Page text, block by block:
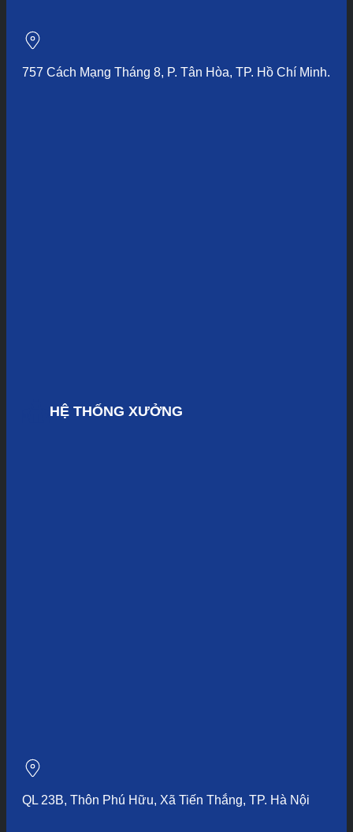
757 Cách Mạng Tháng 8, P. Tân Hòa, TP. Hồ Chí Minh.
HỆ THỐNG XƯỞNG
QL 23B, Thôn Phú Hữu, Xã Tiến Thắng, TP. Hà Nội